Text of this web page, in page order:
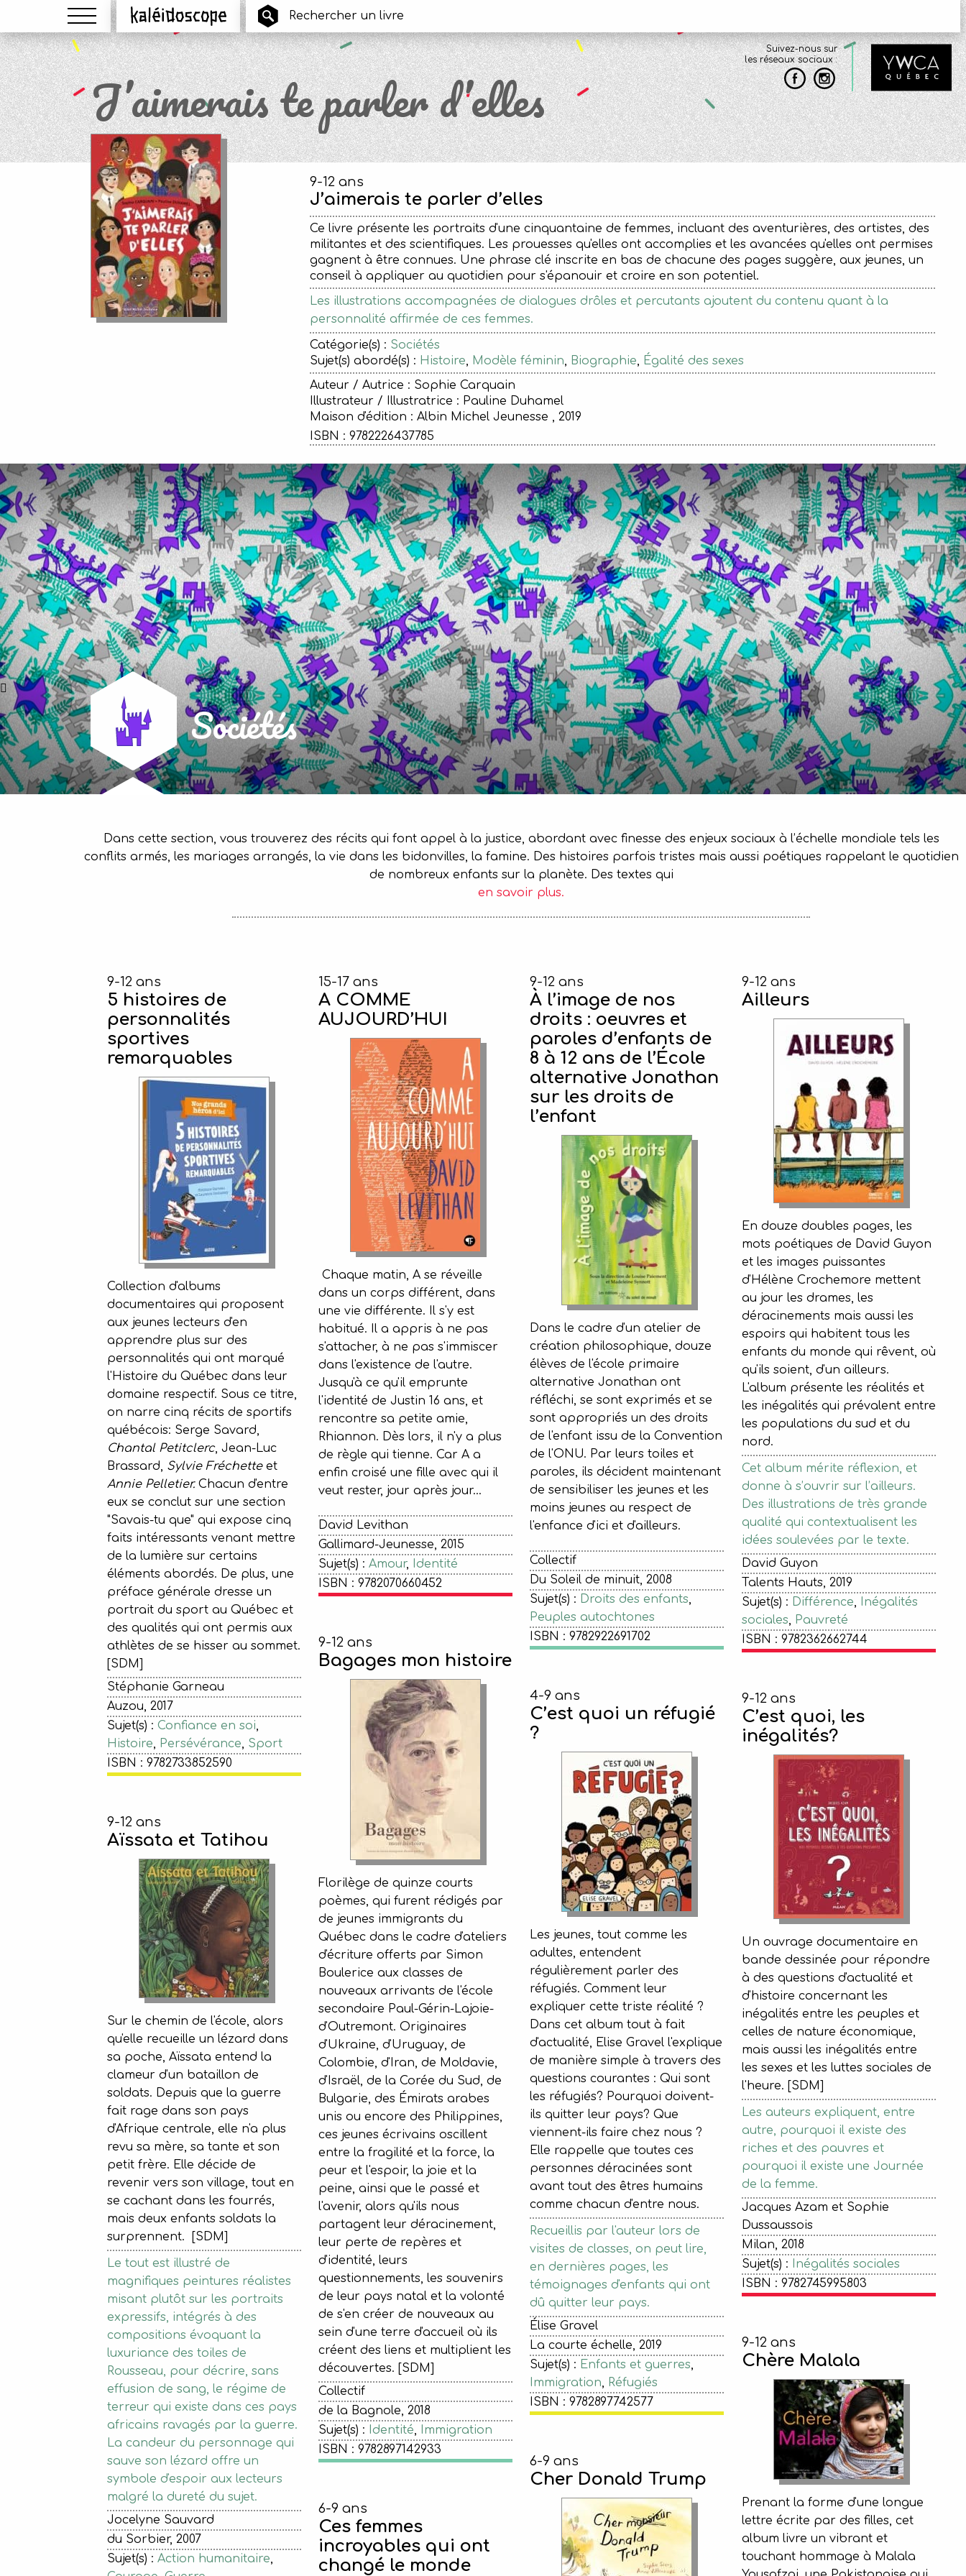
Menu Kaléidoscope
Suivez-nous sur
les réseaux sociaux :
J’aimerais te parler d’elles
9-12 ans
J’aimerais te parler d’elles
Ce livre présente les portraits d'une cinquantaine de femmes, incluant des aventurières, des artistes, des
militantes et des scientifiques. Les prouesses qu'elles ont accomplies et les avancées qu'elles ont permises
gagnent à être connues. Une phrase clé inscrite en bas de chacune des pages suggère, aux jeunes, un
conseil à appliquer au quotidien pour s'épanouir et croire en son potentiel.
Les illustrations accompagnées de dialogues drôles et percutants ajoutent du contenu quant à la
personnalité affirmée de ces femmes.
Catégorie(s) : Sociétés
Sujet(s) abordé(s) : Histoire, Modèle féminin, Biographie, Égalité des sexes
Auteur / Autrice : Sophie Carquain
Illustrateur / Illustratrice : Pauline Duhamel
Maison d'édition : Albin Michel Jeunesse , 2019
ISBN : 9782226437785
Sociétés
Dans cette section, vous trouverez des récits qui font appel à la justice, abordant avec finesse des enjeux sociaux à l’échelle mondiale tels les
conflits armés, les mariages arrangés, la vie dans les bidonvilles, la famine. Des histoires parfois tristes mais aussi poétiques rappelant le quotidien
de nombreux enfants sur la planète. Des textes qui
en savoir plus.
9-12 ans
5 histoires de
personnalités
sportives
remarquables
Collection d'albums
documentaires qui proposent
aux jeunes lecteurs d'en
apprendre plus sur des
personnalités qui ont marqué
l'Histoire du Québec dans leur
domaine respectif. Sous ce titre,
on narre cinq récits de sportifs
québécois: Serge Savard,
Chantal Petitclerc, Jean-Luc
Brassard, Sylvie Fréchetteet
Annie Pelletier.Chacun d'entre
eux se conclut sur une section
"Savais-tu que" qui expose cinq
faits intéressants venant mettre
de la lumière sur certains
éléments abordés. De plus, une
préface générale dresse un
portrait du sport au Québec et
des qualités qui ont permis aux
athlètes de se hisser au sommet.
[SDM]
Stéphanie Garneau
Auzou, 2017
Sujet(s) : Confiance en soi,
Histoire, Persévérance, Sport
ISBN : 9782733852590
15-17 ans
A COMME
AUJOURD’HUI
Chaque matin, A se réveille
dans un corps différent, dans
une vie différente. Il s'y est
habitué. Il a appris à ne pas
s'attacher, à ne pas s'immiscer
dans l'existence de l'autre.
Jusqu'à ce qu'il emprunte
l'identité de Justin 16 ans, et
rencontre sa petite amie,
Rhiannon. Dès lors, il n'y a plus
de règle qui tienne. Car A a
enfin croisé une fille avec qui il
veut rester, jour après jour...
David Levithan
Gallimard-Jeunesse, 2015
Sujet(s) : Amour,
Identité
ISBN : 9782070660452
9-12 ans
À l’image de nos
droits : oeuvres et
paroles d’enfants de
8 à 12 ans de l’École
alternative Jonathan
sur les droits de
l’enfant
Dans le cadre d'un atelier de
création philosophique, douze
élèves de l'école primaire
alternative Jonathan ont
réfléchi, se sont exprimés et se
sont appropriés un des droits
de l'enfant issu de la Convention
de l'ONU. Par leurs toiles et
paroles, ils décident maintenant
de sensibiliser les jeunes et les
moins jeunes au respect de
l'enfance d'ici et d'ailleurs.
Collectif
Du Soleil de minuit, 2008
Sujet(s) : Droits des enfants,
Peuples autochtones
ISBN : 9782922691702
9-12 ans
Ailleurs
En douze doubles pages, les
mots poétiques de David Guyon
et les images puissantes
d'Hélène Crochemore mettent
au jour les drames, les
déracinements mais aussi les
espoirs qui habitent tous les
enfants du monde qui rêvent, où
qu'ils soient, d'un ailleurs.
L'album présente les réalités et
les inégalités qui prévalent entre
les populations du sud et du
nord.
Cet album mérite réflexion, et
donne à s’ouvrir sur l’ailleurs.
Des illustrations de très grande
qualité qui contextualisent les
idées soulevées par le texte.
David Guyon
Talents Hauts, 2019
Sujet(s) : Différence,
Inégalités
sociales, Pauvreté
ISBN : 9782362662744
9-12 ans
Aïssata et Tatihou
Sur le chemin de l'école, alors
qu'elle recueille un lézard dans
sa poche, Aïssata entend la
clameur d'un bataillon de
soldats. Depuis que la guerre
fait rage dans son pays
d'Afrique centrale, elle n'a plus
revu sa mère, sa tante et son
petit frère. Elle décide de
revenir vers son village, tout en
se cachant dans les fourrés,
mais deux enfants soldats la
surprennent. [SDM]
Le tout est illustré de
magnifiques peintures réalistes
misant plutôt sur les portraits
expressifs, intégrés à des
compositions évoquant la
luxuriance des toiles de
Rousseau, pour décrire, sans
effusion de sang, le régime de
terreur qui existe dans ces pays
africains ravagés par la guerre.
La candeur du personnage qui
sauve son lézard offre un
symbole d'espoir aux lecteurs
malgré la dureté du sujet.
Jocelyne Sauvard
du Sorbier, 2007
Sujet(s) : Action humanitaire,
9-12 ans
Bagages mon histoire
Florilège de quinze courts
poèmes, qui furent rédigés par
de jeunes immigrants du
Québec dans le cadre d'ateliers
d'écriture offerts par Simon
Boulerice aux classes de
nouveaux arrivants de l'école
secondaire Paul-Gérin-Lajoie-
d'Outremont. Originaires
d'Ukraine, d'Uruguay, de
Colombie, d'Iran, de Moldavie,
d'Israël, de la Corée du Sud, de
Bulgarie, des Émirats arabes
unis ou encore des Philippines,
ces jeunes écrivains oscillent
entre la fragilité et la force, la
peur et l'espoir, la joie et la
peine, ainsi que le passé et
l'avenir, alors qu'ils nous
partagent leur déracinement,
leur perte de repères et
d'identité, leurs
questionnements, les souvenirs
de leur pays natal et la volonté
de s'en créer de nouveaux au
sein d'une terre d'accueil où ils
créent des liens et multiplient les
découvertes. [SDM]
Collectif
de la Bagnole, 2018
Sujet(s) :
Identité,
Immigration
ISBN : 9782897142933
4-9 ans
C’est quoi un réfugié
?
Les jeunes, tout comme les
adultes, entendent
régulièrement parler des
réfugiés. Comment leur
expliquer cette triste réalité ?
Dans cet album tout à fait
d'actualité, Elise Gravel l'explique
de manière simple à travers des
questions courantes : Qui sont
les réfugiés? Pourquoi doivent-
ils quitter leur pays? Que
viennent-ils faire chez nous ?
Elle rappelle que toutes ces
personnes déracinées sont
avant tout des êtres humains
comme chacun d'entre nous.
Recueillis par l'auteur lors de
visites de classes, on peut lire,
en dernières pages, les
témoignages d'enfants qui ont
dû quitter leur pays.
Élise Gravel
La courte échelle, 2019
Sujet(s) : Enfants et guerres,
Immigration, Réfugiés
ISBN : 9782897742577
9-12 ans
C’est quoi, les
inégalités?
Un ouvrage documentaire en
bande dessinée pour répondre
à des questions d'actualité et
d'histoire concernant les
inégalités entre les peuples et
celles de nature économique,
mais aussi les inégalités entre
les sexes et les luttes sociales de
l'heure. [SDM]
Les auteurs expliquent, entre
autre, pourquoi il existe des
riches et des pauvres et
pourquoi il existe une Journée
de la femme.
Jacques Azam et Sophie
Dussaussois
Milan, 2018
Sujet(s) :
Inégalités sociales
ISBN : 9782745995803
6-9 ans
Ces femmes
incroyables qui ont
changé le monde
6-9 ans
Cher Donald Trump
9-12 ans
Chère Malala
Prenant la forme d'une longue
lettre écrite par des filles, cet
album livre un vibrant et
touchant hommage à Malala